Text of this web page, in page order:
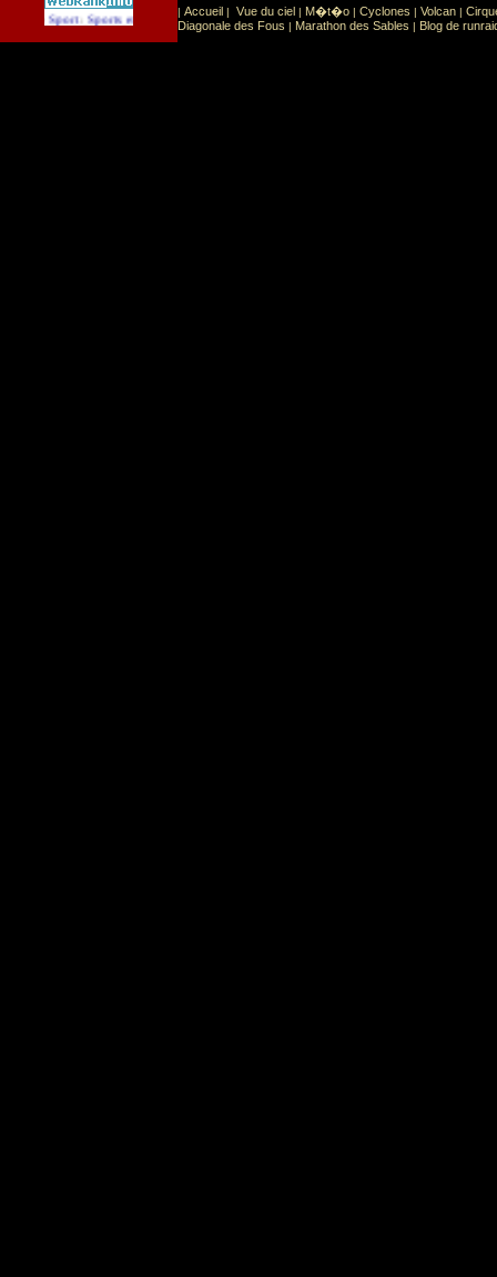
Sport: Sports extr�mes | Accueil | Vue du ciel | M�t�o | Cyclones | Volcan |
Diagonale des Fous | Marathon des Sables | Blog de